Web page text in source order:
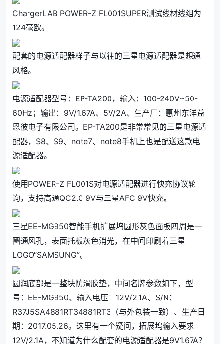
ChargerLAB POWER-Z FL001SUPER测试线材线组为
124毫欧。
配套的电源适配器样子与以往的三星电源适配器是想通
风格。
电源适配器型号：EP-TA200，输入：100-240V~50-
60Hz；输出：9V/1.67A、5V/2A、生产厂：惠州东洋益
恩彼电子有限公司。EP-TA200是非常常见的三星电源适
配器，S8、S9、note7、note8手机上也是配送这款电
源适配器。
使用POWER-Z FL001S对电源适配器进行快充协议轮
询，支持高通QC2.0 9V与三星AFC 9V快充。
三星EE-MG950智能手机扩展坞圆形灰色面板四周是一
圈通风孔，表面托板灰色消光，在中间印刷着三星
LOGO“SAMSUNG”。
圆润底部是一整块防滑胶垫，中间名牌参数如下，型
号：EE-MG950、输入电压：12V/2.1A、S/N：
R37J5SA4881RT34881RT3（与外包装一致）、生产日
期：2017.05.26。这里有一个疑问，拓展坞输入要求
12V/2.1A，不知道为什么配套的电源适配器是9V1.67A？